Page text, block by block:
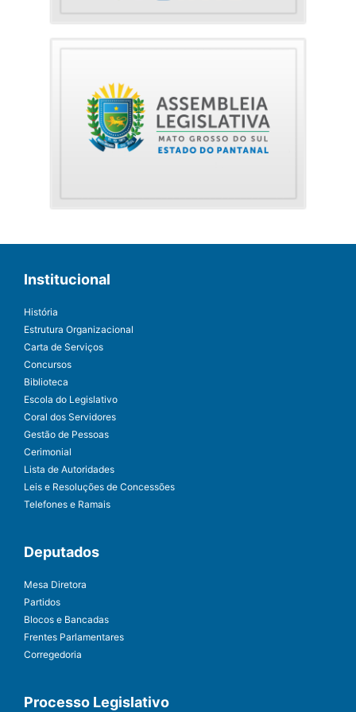
Institucional
História
Estrutura Organizacional
Carta de Serviços
Concursos
Biblioteca
Escola do Legislativo
Coral dos Servidores
Gestão de Pessoas
Cerimonial
Lista de Autoridades
Leis e Resoluções de Concessões
Telefones e Ramais
Deputados
Mesa Diretora
Partidos
Blocos e Bancadas
Frentes Parlamentares
Corregedoria
Processo Legislativo